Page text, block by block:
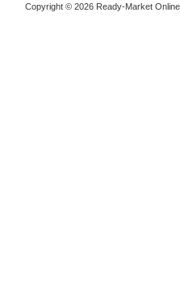
Copyright © 2026 Ready-Market